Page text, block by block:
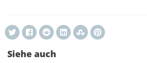
Siehe auch